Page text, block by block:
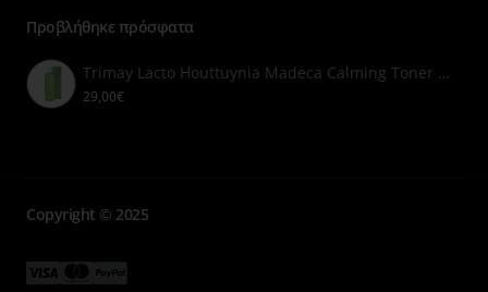
7
Προβλήθηκε πρόσφατα
Trimay Lacto Houttuynia Madeca Calming Toner 200ml
29,00€
Copyright © 2025